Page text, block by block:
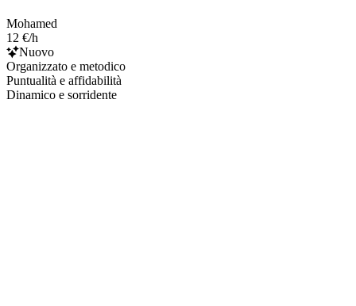
Mohamed
12 €/h
Nuovo
Organizzato e metodico
Puntualità e affidabilità
Dinamico e sorridente